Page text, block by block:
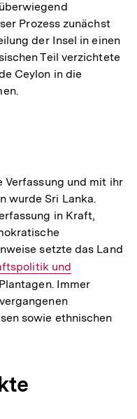
Prozess zunächst
der Insel in einen
Teil verzichtete
Ceylon in die
Verfassung und mit ihr
wurde Sri Lanka.
in Kraft,
setzte das Land
und
Immer
sowie ethnischen